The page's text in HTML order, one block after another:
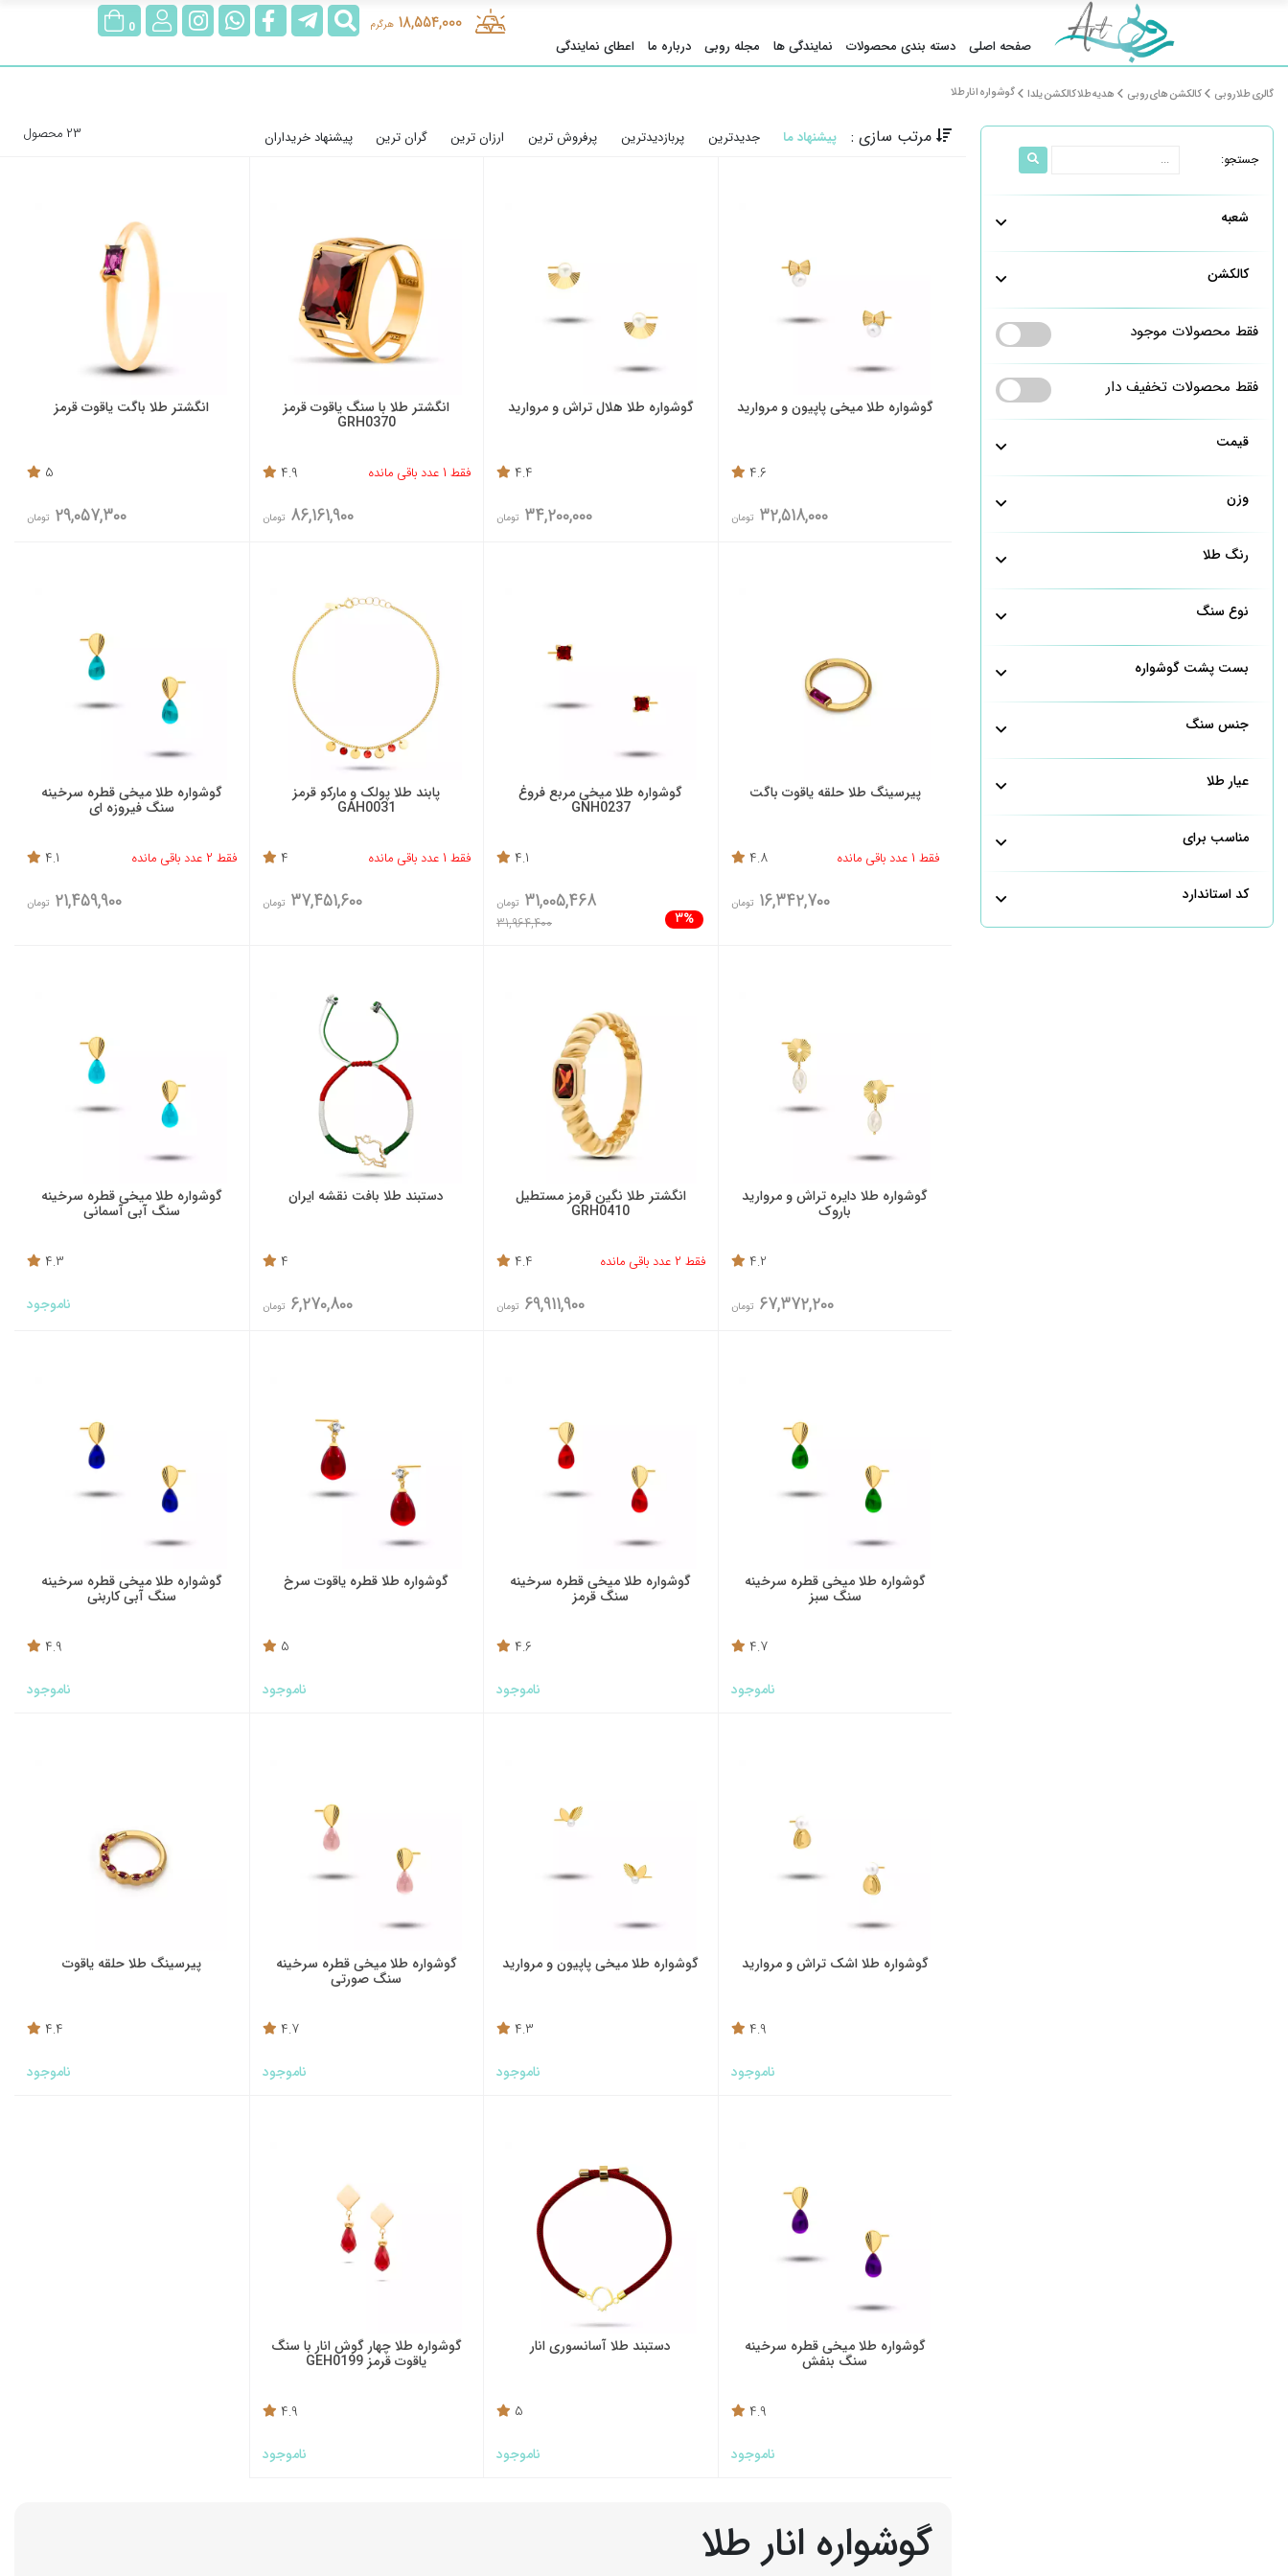
0
ورود/
@rubygoldgallery
rubygoldgallery
rubygoldgallerybotجستجو 18,554,000 هرگرم
صفحه اصلی دسته بندی محصولات نمایندگی ها مجله روبی درباره ما اعطای نمایندگی
گالری طلا روبی کالکشن های روبی هدیه طلا کالکشن یلدا گوشواره انار طلا
جستجو:
شعبه
کالکشن
فقط محصولات موجود
فقط محصولات تخفیف دار
قیمت
وزن
رنگ طلا
نوع سنگ
بست پشت گوشواره
جنس سنگ
عیار طلا
مناسب برای
کد استاندارد
مرتب سازی : پیشنهاد ما جدیدترین پربازدیدترین پرفروش ترین ارزان ترین گران ترین پیشنهاد خریداران 23 محصول
گوشواره طلا میخی پاپیون و مروارید
4.6
32,518,000 تومان
گوشواره طلا هلال تراش و مروارید
4.4
34,200,000 تومان
انگشتر طلا با سنگ یاقوت قرمز
GRH0370
فقط 1 عدد باقی مانده 4.9
86,161,900 تومان
انگشتر طلا باگت یاقوت قرمز
5
29,057,300 تومان
پیرسینگ طلا حلقه یاقوت باگت
فقط 1 عدد باقی مانده 4.8
16,342,700 تومان
گوشواره طلا میخی مربع فروغ
GNH0237
4.1
3%
31,005,468 تومان
31,964,400
پابند طلا پولک و مارکو قرمز
GAH0031
فقط 1 عدد باقی مانده 4
37,451,600 تومان
گوشواره طلا میخی قطره سرخینه
سنگ فیروزه ای
فقط 2 عدد باقی مانده 4.1
21,459,900 تومان
گوشواره طلا دایره تراش و مروارید
باروک
4.2
67,372,200 تومان
انگشتر طلا نگین قرمز مستطیل
GRH0410
فقط 2 عدد باقی مانده 4.4
69,911,900 تومان
دستبند طلا بافت نقشه ایران
4
6,270,800 تومان
گوشواره طلا میخی قطره سرخینه
سنگ آبی آسمانی
4.3
ناموجود
گوشواره طلا میخی قطره سرخینه
سنگ سبز
4.7
ناموجود
گوشواره طلا میخی قطره سرخینه
سنگ قرمز
4.6
ناموجود
گوشواره طلا قطره یاقوت سرخ
5
ناموجود
گوشواره طلا میخی قطره سرخینه
سنگ آبی کاربنی
4.9
ناموجود
گوشواره طلا اشک تراش و مروارید
4.9
ناموجود
گوشواره طلا میخی پاپیون و مروارید
4.3
ناموجود
گوشواره طلا میخی قطره سرخینه
سنگ صورتی
4.7
ناموجود
پیرسینگ طلا حلقه یاقوت
4.4
ناموجود
گوشواره طلا میخی قطره سرخینه
سنگ بنفش
4.9
ناموجود
دستبند طلا آسانسوری انار
5
ناموجود
گوشواره طلا چهار گوش انار با سنگ
یاقوت قرمز GEH0199
4.9
ناموجود
گوشواره انار طلا